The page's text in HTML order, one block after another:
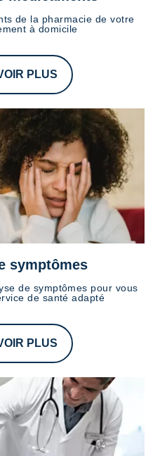
de la pharmacie de votre
à domicile
PLUS
symptômes
de symptômes pour vous
de santé adapté
PLUS